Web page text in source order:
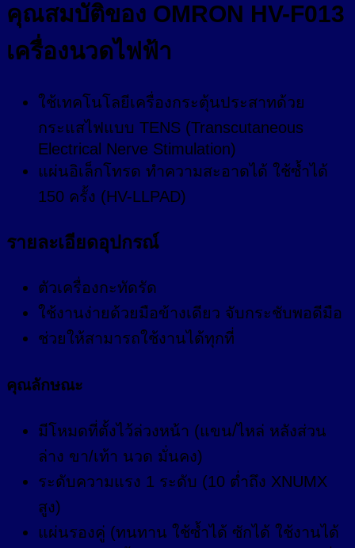
คุณสมบัติของ OMRON HV-F013
เครื่องนวดไฟฟ้า
ใช้เทคโนโลยีเครื่องกระตุ้นประสาทด้วย
กระแสไฟแบบ TENS (Transcutaneous
Electrical Nerve Stimulation)
แผ่นอิเล็กโทรด ทำความสะอาดได้ ใช้ซ้ำได้
150 ครั้ง (HV-LLPAD)
รายละเอียดอุปกรณ์
ตัวเครื่องกะทัดรัด
ใช้งานง่ายด้วยมือข้างเดียว จับกระชับพอดีมือ
ช่วยให้สามารถใช้งานได้ทุกที่
คุณลักษณะ
มีโหมดที่ตั้งไว้ล่วงหน้า (แขน/ไหล่ หลังส่วน
ล่าง ขา/เท้า นวด มั่นคง)
ระดับความแรง 1 ระดับ (10 ต่ำถึง XNUMX
สูง)
แผ่นรองคู่ (ทนทาน ใช้ซ้ำได้ ซักได้ ใช้งานได้